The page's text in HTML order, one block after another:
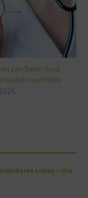
beim Kind:
und Hilfe
Leben – die